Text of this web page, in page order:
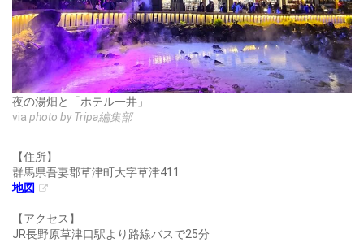
夜の湯畑と「ホテル一井」
via photo by Tripa編集部
【住所】
群馬県吾妻郡草津町大字草津411
地図
【アクセス】
JR長野原草津口駅より路線バスで25分